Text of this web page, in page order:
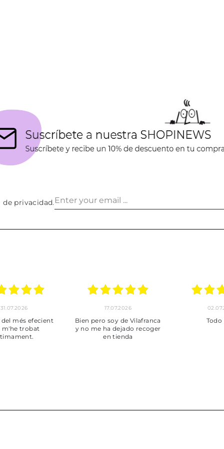
de privacidad.
perfecte
24.06.2026
***
Pedido